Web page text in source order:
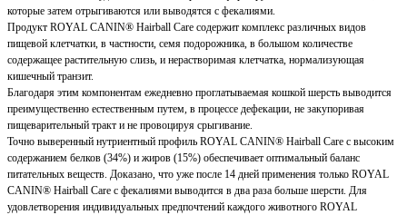
сухой
корм
для
взрослых
кошек,
для
профилактики
образования
волосяных
комочков
2
кг
которые затем отрыгиваются или выводятся с фекалиями.
Продукт ROYAL CANIN® Hairball Care содержит комплекс различных видов
пищевой клетчатки, в частности, семя подорожника, в большом количестве
содержащее растительную слизь, и нерастворимая клетчатка, нормализующая
кишечный транзит.
Благодаря этим компонентам ежедневно проглатываемая кошкой шерсть выводится
преимущественно естественным путем, в процессе дефекации, не закупоривая
пищеварительный тракт и не провоцируя срыгивание.
Точно выверенный нутриентный профиль ROYAL CANIN® Hairball Care с высоким
содержанием белков (34%) и жиров (15%) обеспечивает оптимальный баланс
питательных веществ. Доказано, что уже после 14 дней применения только ROYAL
CANIN® Hairball Care с фекалиями выводится в два раза больше шерсти. Для
удовлетворения индивидуальных предпочтений каждого животного ROYAL